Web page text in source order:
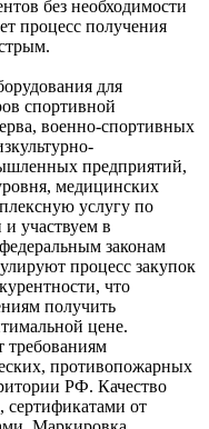
без необходимости
процесс получения
для
спортивной
военно-спортивных
предприятий,
медицинских
услугу по
участвуем в
законам
процесс закупок
что
получить
цене.
требованиям
противопожарных
РФ. Качество
сертификатами от